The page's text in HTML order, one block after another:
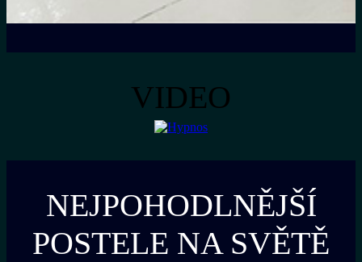
VIDEO
NEJPOHODLNĚJŠÍ
POSTELE NA SVĚTĚ